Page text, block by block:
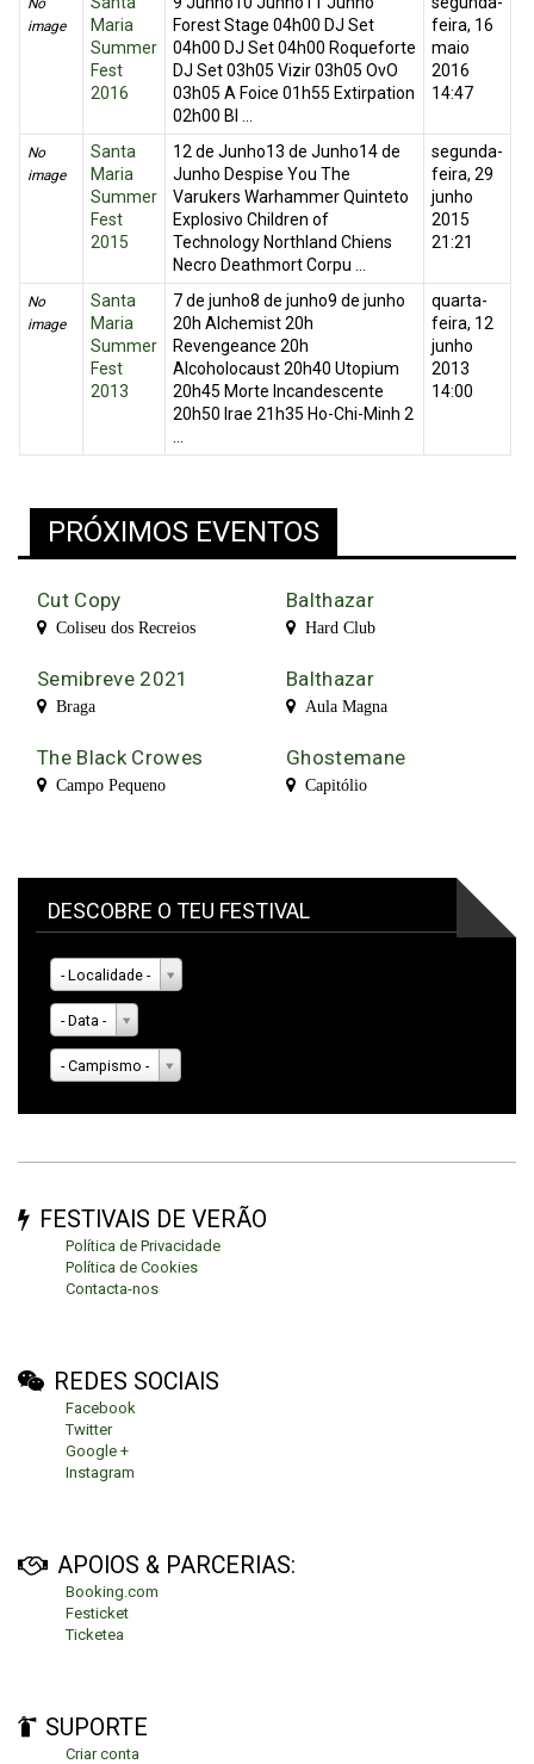
No
image
Maria
Summer
Fest
2016
Forest Stage 04h00 DJ Set
04h00 DJ Set 04h00 Roqueforte
DJ Set 03h05 Vizir 03h05 OvO
03h05 A Foice 01h55 Extirpation
02h00 Bl ...
feira, 16
maio
2016
14:47
No
image
Santa
Maria
Summer
Fest
2015
12 de Junho13 de Junho14 de
Junho Despise You The
Varukers Warhammer Quinteto
Explosivo Children of
Technology Northland Chiens
Necro Deathmort Corpu ...
segunda-
feira, 29
junho
2015
21:21
No
image
Santa
Maria
Summer
Fest
2013
7 de junho8 de junho9 de junho
20h Alchemist 20h
Revengeance 20h
Alcoholocaust 20h40 Utopium
20h45 Morte Incandescente
20h50 Irae 21h35 Ho-Chi-Minh 2
quarta-
feira, 12
junho
2013
14:00
PRÓXIMOS EVENTOS
Cut Copy
Coliseu dos Recreios
Balthazar
Hard Club
Semibreve 2021
Braga
Balthazar
Aula Magna
The Black Crowes
Campo Pequeno
Ghostemane
Capitólio
DESCOBRE O TEU FESTIVAL
- Localidade -
- Data -
- Campismo -
FESTIVAIS DE VERÃO
Política de Privacidade
Política de Cookies
Contacta-nos
REDES SOCIAIS
Facebook
Twitter
Google +
Instagram
APOIOS & PARCERIAS:
Booking.com
Festicket
Ticketea
SUPORTE
Criar conta